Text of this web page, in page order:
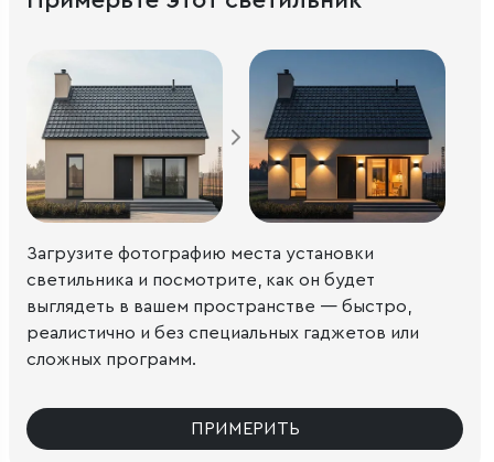
Загрузите фотографию места установки
светильника и посмотрите, как он будет
выглядеть в вашем пространстве — быстро,
реалистично и без специальных гаджетов или
сложных программ.
ПРИМЕРИТЬ